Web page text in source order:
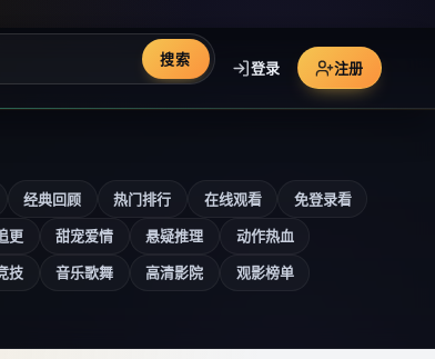
搜索 登录 注册
经典回顾 热门排行 在线观看
免登录看
更 甜宠爱情 悬疑推理
动作热血
技 音乐歌舞 高清影院
观影榜单